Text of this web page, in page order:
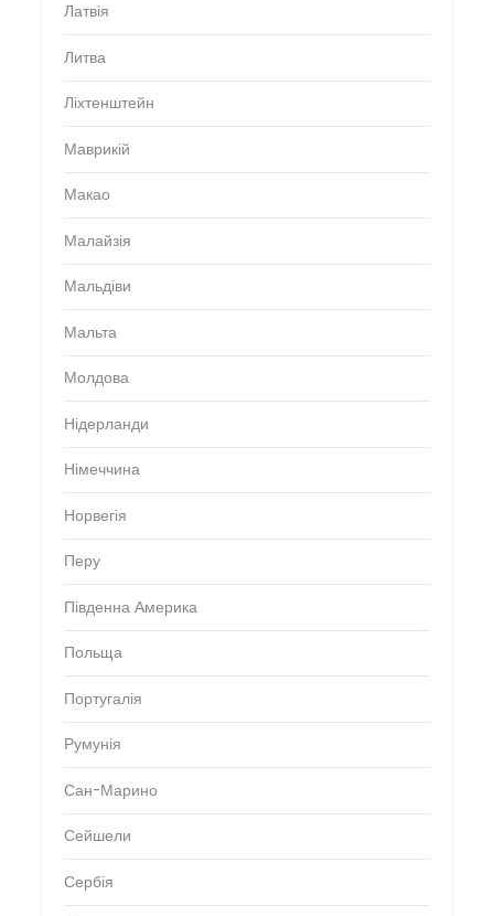
Латвія
Литва
Ліхтенштейн
Маврикій
Макао
Малайзія
Мальдіви
Мальта
Молдова
Нідерланди
Німеччина
Норвегія
Перу
Південна Америка
Польща
Португалія
Румунія
Сан-Марино
Сейшели
Сербія